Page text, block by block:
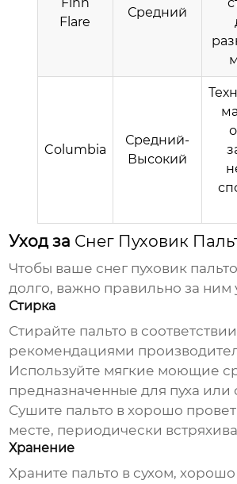
Finn
Flare
Средний
Columbia
Средний-
Высокий
Уход за Снег Пуховик
Чтобы ваше снег пуховик пальто
долго, важно правильно за ним
Стирка
Стирайте пальто в
рекомендациями
Используйте мягкие моющие
предназначенные для пуха или
Сушите пальто в хорошо
месте, периодически
Хранение
Храните пальто в сухом, хорошо